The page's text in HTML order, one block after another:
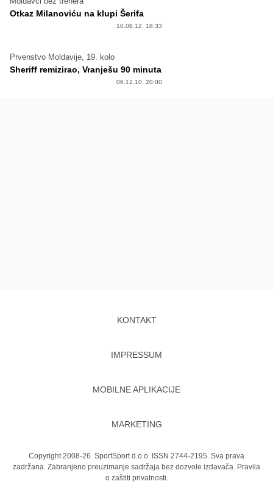
Otkaz Milanoviću na klupi Šerifa
10.08.12. 18:33
Prvenstvo Moldavije, 19. kolo
Sheriff remizirao, Vranješu 90 minuta
06.12.10. 20:00
KONTAKT
IMPRESSUM
MOBILNE APLIKACIJE
MARKETING
Copyright 2008-26. SportSport d.o.o. ISSN 2744-2195. Sva prava
zadržana. Zabranjeno preuzimanje sadržaja bez dozvole izdavača. Pravila
o zaštiti privatnosti.